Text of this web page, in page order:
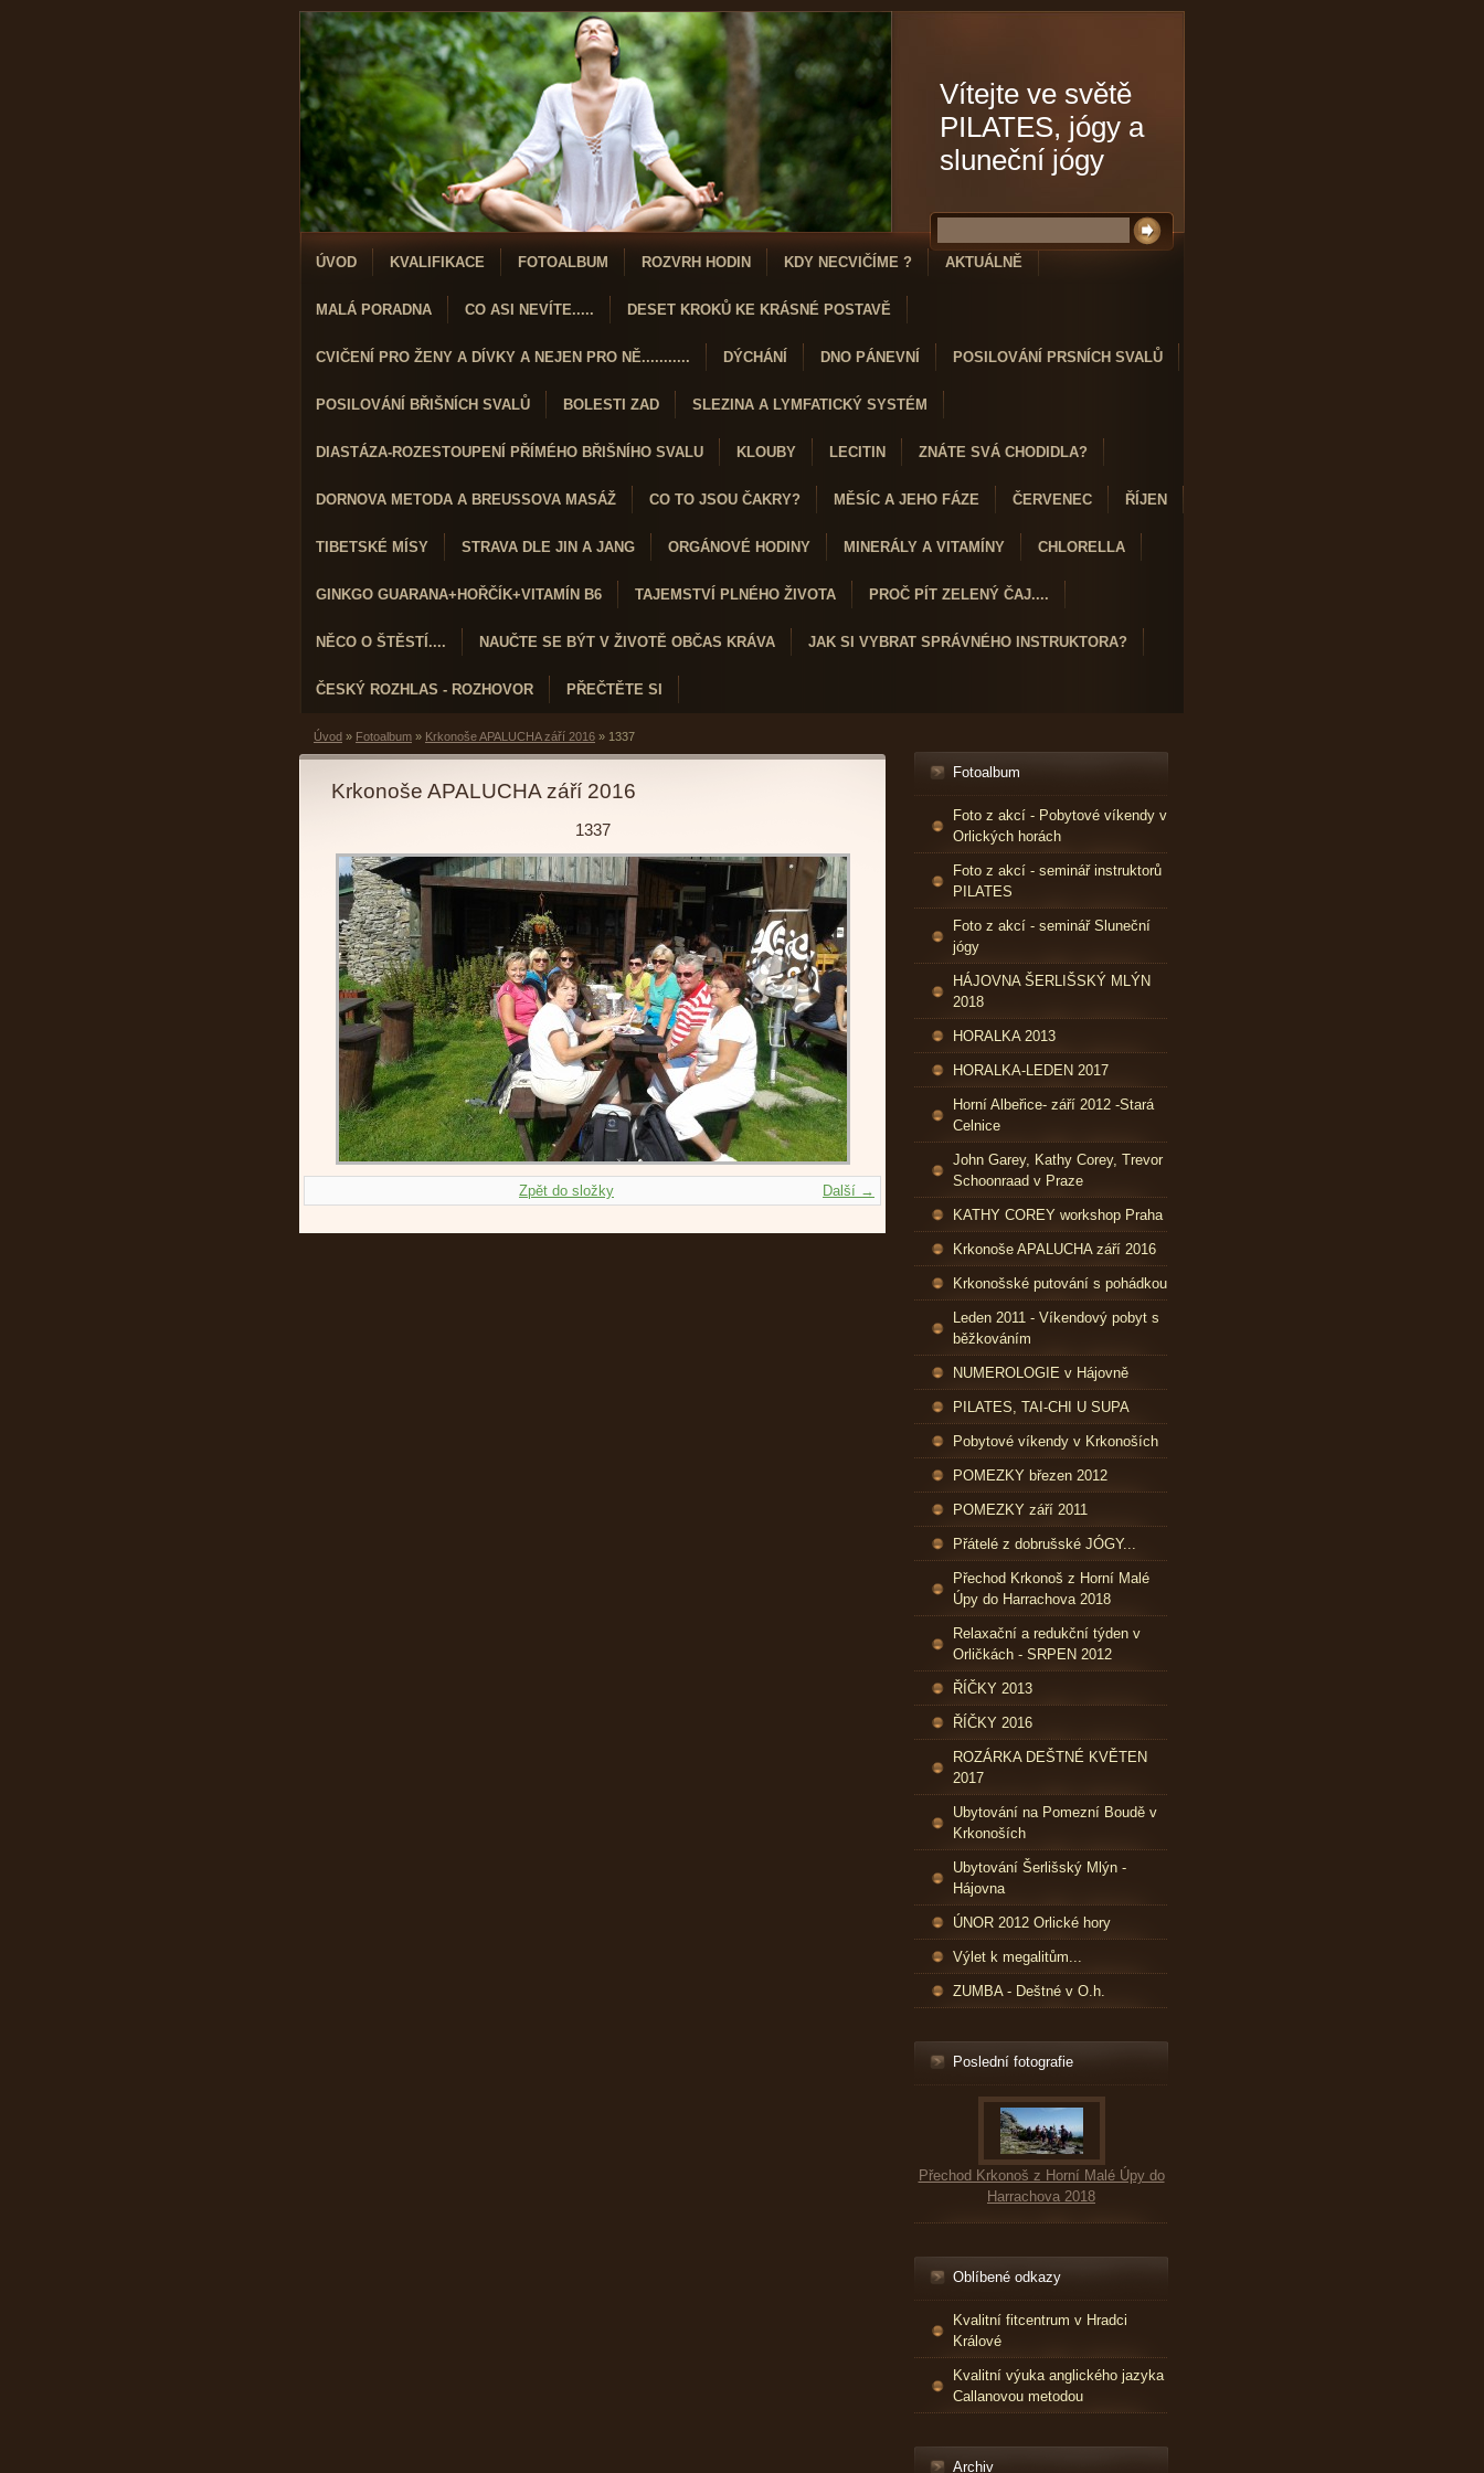
Vítejte ve světě
PILATES, jógy a
sluneční jógy
ÚVOD KVALIFIKACE FOTOALBUM ROZVRH HODIN KDY NECVIČÍME ? AKTUÁLNĚ
MALÁ PORADNA CO ASI NEVÍTE..... DESET KROKŮ KE KRÁSNÉ POSTAVĚ
CVIČENÍ PRO ŽENY A DÍVKY A NEJEN PRO NĚ........... DÝCHÁNÍ DNO PÁNEVNÍ POSILOVÁNÍ PRSNÍCH SVALŮ
POSILOVÁNÍ BŘIŠNÍCH SVALŮ BOLESTI ZAD SLEZINA A LYMFATICKÝ SYSTÉM
DIASTÁZA-ROZESTOUPENÍ PŘÍMÉHO BŘIŠNÍHO SVALU KLOUBY LECITIN ZNÁTE SVÁ CHODIDLA?
DORNOVA METODA A BREUSSOVA MASÁŽ CO TO JSOU ČAKRY? MĚSÍC A JEHO FÁZE ČERVENEC ŘÍJEN
TIBETSKÉ MÍSY STRAVA DLE JIN A JANG ORGÁNOVÉ HODINY MINERÁLY A VITAMÍNY CHLORELLA
GINKGO GUARANA+HOŘČÍK+VITAMÍN B6 TAJEMSTVÍ PLNÉHO ŽIVOTA PROČ PÍT ZELENÝ ČAJ....
NĚCO O ŠTĚSTÍ.... NAUČTE SE BÝT V ŽIVOTĚ OBČAS KRÁVA JAK SI VYBRAT SPRÁVNÉHO INSTRUKTORA?
ČESKÝ ROZHLAS - ROZHOVOR PŘEČTĚTE SI
Úvod » Fotoalbum » Krkonoše APALUCHA září 2016 » 1337
Krkonoše APALUCHA září 2016
1337
Další →
Zpět do složky
Fotoalbum
Foto z akcí - Pobytové víkendy v
Orlických horách
Foto z akcí - seminář instruktorů
PILATES
Foto z akcí - seminář Sluneční
jógy
HÁJOVNA ŠERLIŠSKÝ MLÝN
2018
HORALKA 2013
HORALKA-LEDEN 2017
Horní Albeřice- září 2012 -Stará
Celnice
John Garey, Kathy Corey, Trevor
Schoonraad v Praze
KATHY COREY workshop Praha
Krkonoše APALUCHA září 2016
Krkonošské putování s pohádkou
Leden 2011 - Víkendový pobyt s
běžkováním
NUMEROLOGIE v Hájovně
PILATES, TAI-CHI U SUPA
Pobytové víkendy v Krkonoších
POMEZKY březen 2012
POMEZKY září 2011
Přátelé z dobrušské JÓGY...
Přechod Krkonoš z Horní Malé
Úpy do Harrachova 2018
Relaxační a redukční týden v
Orličkách - SRPEN 2012
ŘÍČKY 2013
ŘÍČKY 2016
ROZÁRKA DEŠTNÉ KVĚTEN
2017
Ubytování na Pomezní Boudě v
Krkonoších
Ubytování Šerlišský Mlýn -
Hájovna
ÚNOR 2012 Orlické hory
Výlet k megalitům...
ZUMBA - Deštné v O.h.
Poslední fotografie
Přechod Krkonoš z Horní Malé Úpy do
Harrachova 2018
Oblíbené odkazy
Kvalitní fitcentrum v Hradci
Králové
Kvalitní výuka anglického jazyka
Callanovou metodou
Archiv